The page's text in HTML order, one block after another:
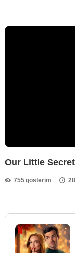
Our Little
755 gösterim